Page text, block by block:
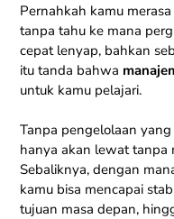
Pernahkah kamu
tanpa tahu ke mana
cepat lenyap, bahkan
itu tanda bahwa
untuk kamu pelajari.
Tanpa pengelolaan
hanya akan lewat tanpa
Sebaliknya, dengan
kamu bisa mencapai
tujuan masa depan,